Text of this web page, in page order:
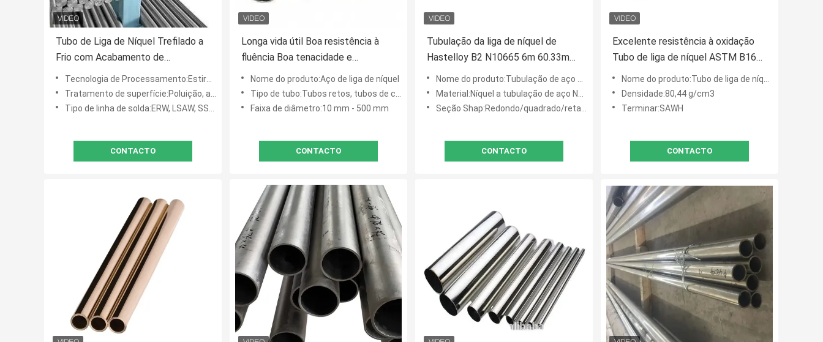
Tubo de Liga de Níquel Trefilado a
Frio com Acabamento de
Superfície Jateado Personalizado
para Maior Durabilidade e Proteção
Contra Corrosão
Tecnologia de Processamento:Estirado a frio, laminado, etc.
Tratamento de superfície:Poluição, arejamento, etc.
Tipo de linha de solda:ERW, LSAW, SSAW, etc.
CONTACTO
Longa vida útil Boa resistência à
fluência Boa tenacidade e
estabilidade Baixa taxa de
expansão térmica Resistente ao
desgaste e à fadiga
Nome do produto:Aço de liga de níquel
Tipo de tubo:Tubos retos, tubos de curvatura em U, tubos de bobina
Faixa de diâmetro:10 mm - 500 mm
CONTACTO
Tubulação da liga de níquel de
Hastelloy B2 N10665 6m 60.33mm
3.91mm
Nome do produto:Tubulação de aço de liga
Material:Níquel a tubulação de aço N10665 de liga
Seção Shap:Redondo/quadrado/retangular
CONTACTO
Excelente resistência à oxidação
Tubo de liga de níquel ASTM B165
Tubo soldado
Nome do produto:Tubo de liga de níquel
Densidade:80,44 g/cm3
Terminar:SAWH
CONTACTO